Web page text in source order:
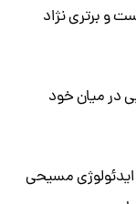
و برتری نژاد
در میان خود
مسیحی